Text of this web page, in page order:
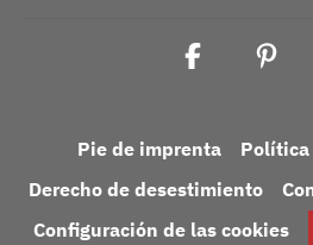
Pie de imprenta
Derecho de desestimiento
Configuración de las cookies